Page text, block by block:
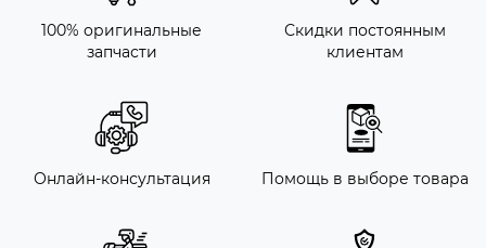
100% оригинальные
запчасти
Скидки постоянным
клиентам
Онлайн-консультация Помощь в выборе товара